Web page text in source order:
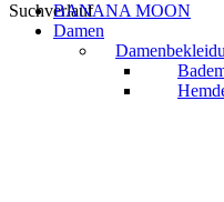
SuchverlaufBANANA MOON
Damen